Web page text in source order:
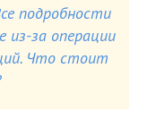
подробности
из-за операции
Что стоит